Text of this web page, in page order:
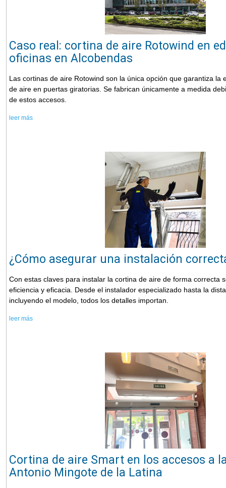
Caso real: cortina de aire Rotowind en
oficinas en Alcobendas
Las cortinas de aire Rotowind son la única opción que garantiza la
de aire en puertas giratorias. Se fabrican únicamente a medida
de estos accesos.
leer más
¿Cómo asegurar una instalación
Con estas claves para instalar la cortina de aire de forma correcta
eficiencia y eficacia. Desde el instalador especializado hasta la
incluyendo el modelo, todos los detalles importan.
leer más
Cortina de aire Smart en los accesos a
Antonio Mingote de la Latina